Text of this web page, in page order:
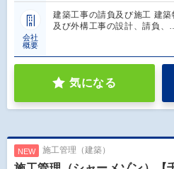
会社
概要
建築工事の請負及び施工 建
及び外構工事の設計、請負、
気になる
NEW 施工管理（建築）